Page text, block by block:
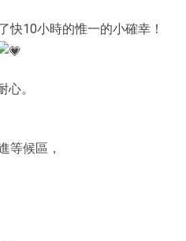
快10小時的惟一的小確幸！
。
等候區，